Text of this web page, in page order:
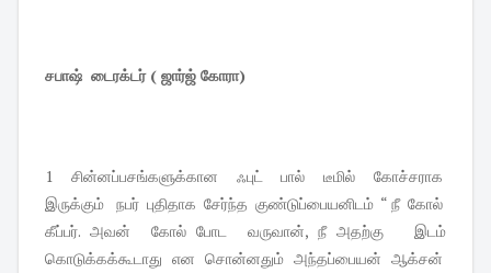
சபாஷ் டைரக்டர் ( ஜார்ஜ் கோரா)
1 சின்னப்பசங்களுக்கான ஃபுட் பால் டீமில் கோச்சராக
இருக்கும் நபர் புதிதாக சேர்ந்த குண்டுப்பையனிடம் “ நீ கோல்
கீப்பர். அவன் கோல் போட வருவான், நீ அதற்கு இடம்
கொடுக்கக்கூடாது என சொன்னதும் அந்தப்பையன் ஆக்சன்